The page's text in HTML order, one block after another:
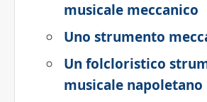
musicale meccanico
Uno strumento
Un folcloristico
musicale napoletano